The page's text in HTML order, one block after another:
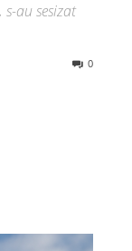
au sesizat
0